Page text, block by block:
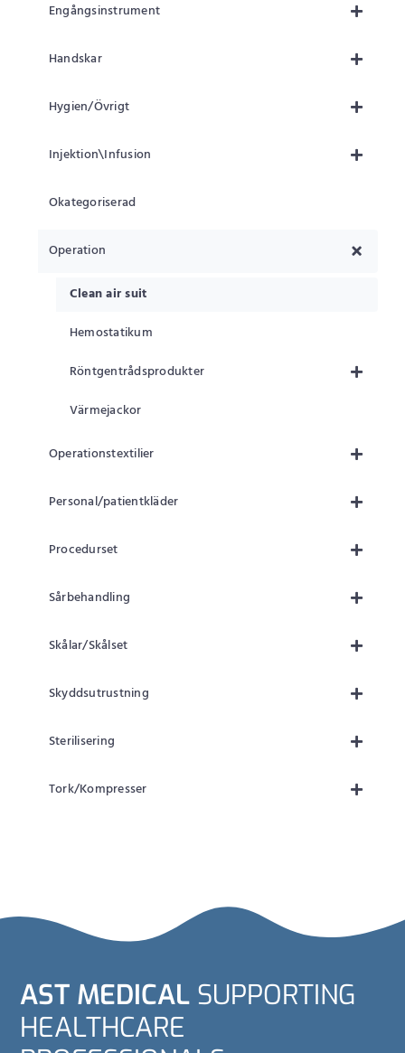
Engångsinstrument
Handskar
Hygien/Övrigt
Injektion\Infusion
Okategoriserad
Operation
Clean air suit
Hemostatikum
Röntgentrådsprodukter
Värmejackor
Operationstextilier
Personal/patientkläder
Procedurset
Sårbehandling
Skålar/Skålset
Skyddsutrustning
Sterilisering
Tork/Kompresser
AST MEDICAL SUPPORTING
HEALTHCARE